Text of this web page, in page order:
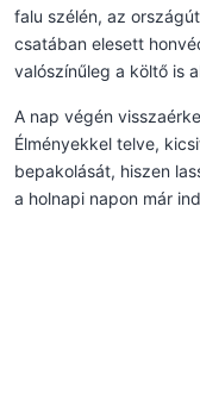
falu szélén, az
csatában elesett
valószínűleg a költő is
A nap végén
Élményekkel telve,
bepakolását, hiszen
a holnapi napon már